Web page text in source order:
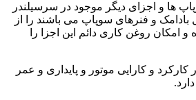
ها و اجزای دیگر موجود در سرسیلندر
بادامک و فنرهای سوپاپ می باشند را از
امکان روغن کاری دائم این اجزا را
کارکرد و کارایی موتور و پایداری و عمر